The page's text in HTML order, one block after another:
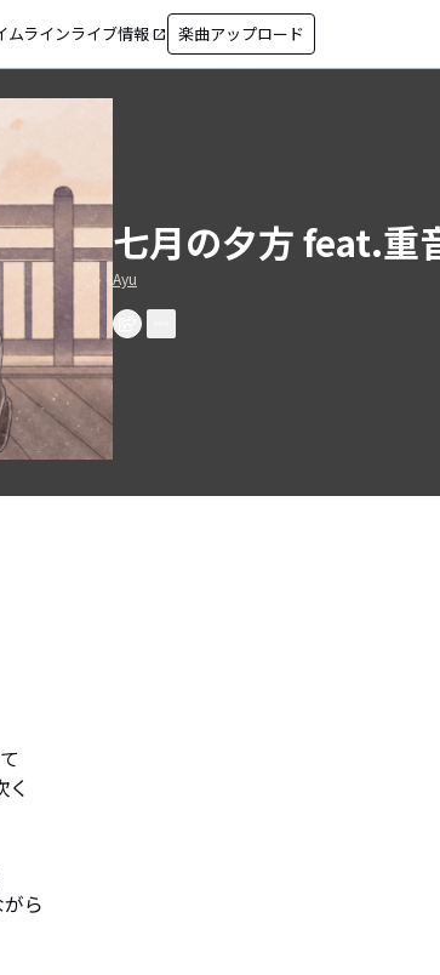
ムラインライブ情報 open_in_new 楽曲アップロード
七月の夕方 feat.重
Ayu
く
ら